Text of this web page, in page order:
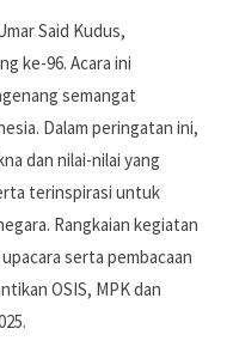
Said Kudus,
ke-96. Acara ini
semangat
Dalam peringatan ini,
dan nilai-nilai yang
terinspirasi untuk
Rangkaian kegiatan
serta pembacaan
OSIS, MPK dan